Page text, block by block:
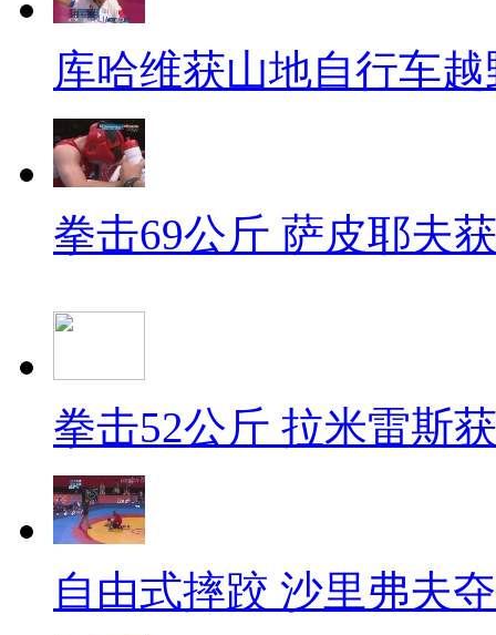
库哈维获山地自行车
拳击69公斤 萨皮耶夫
拳击52公斤 拉米雷斯
自由式摔跤 沙里弗夫